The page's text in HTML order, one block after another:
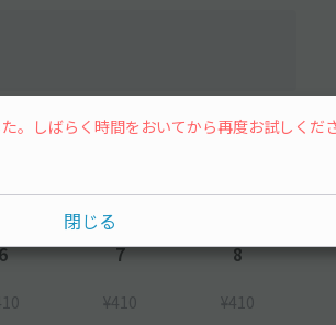
木 金 土
7
¥410
8
¥410
。しばらく時間をおいてから再度お試しくだ
閉じる